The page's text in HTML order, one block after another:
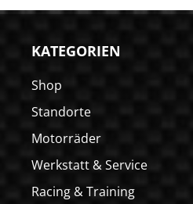
KATEGORIEN
Shop
Standorte
Motorräder
Werkstatt & Service
Racing & Training